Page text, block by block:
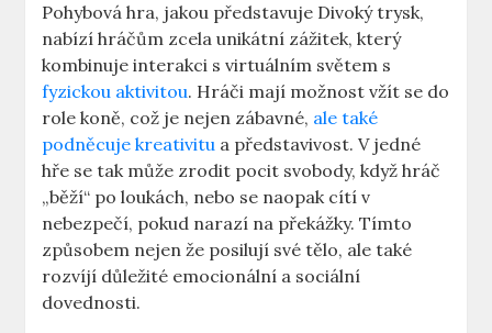
Pohybová hra, jakou představuje Divoký trysk,
nabízí hráčům zcela unikátní zážitek, který
kombinuje interakci s virtuálním světem s
fyzickou aktivitou. Hráči mají možnost vžít se do
role koně, což je nejen zábavné, ale také
podněcuje kreativitu a představivost. V jedné
hře se tak může zrodit pocit svobody, když hráč
„běží“ po loukách, nebo se naopak cítí v
nebezpečí, pokud narazí na překážky. Tímto
způsobem nejen že posilují své tělo, ale také
rozvíjí důležité emocionální a sociální
dovednosti.